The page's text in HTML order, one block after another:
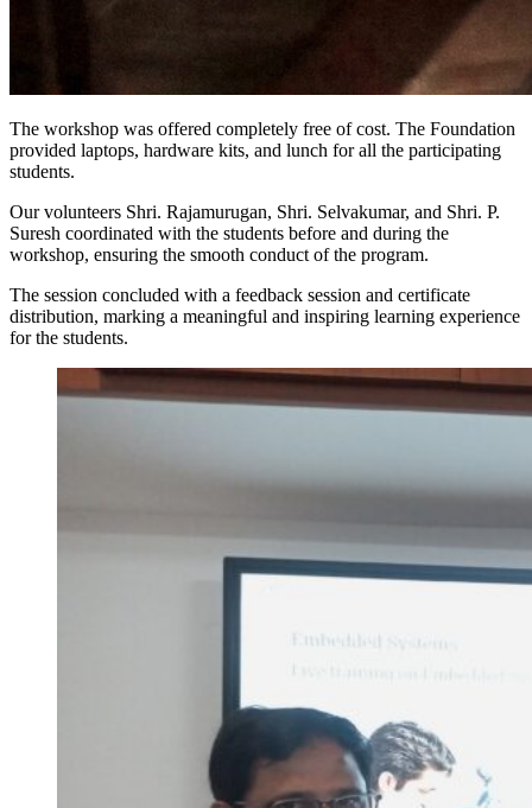
The workshop was offered completely free of cost. The Foundation
provided laptops, hardware kits, and lunch for all the participating
students.
Our volunteers Shri. Rajamurugan, Shri. Selvakumar, and Shri. P.
Suresh coordinated with the students before and during the
workshop, ensuring the smooth conduct of the program.
The session concluded with a feedback session and certificate
distribution, marking a meaningful and inspiring learning experience
for the students.